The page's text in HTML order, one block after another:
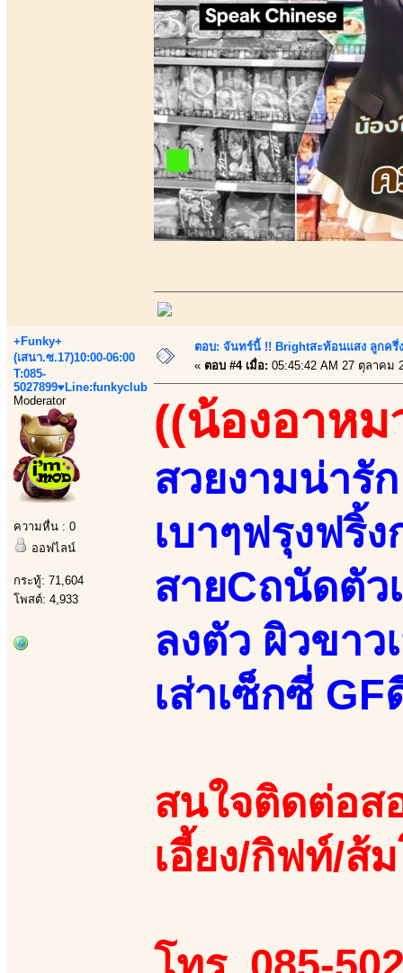
+Funky+
(เสนา.ซ.17)10:00-06:00
T:085-
5027899♥Line:funkyclub
Moderator
ความหื่น : 0
ออฟไลน์
กระทู้: 71,604
โพสต์: 4,933
ตอบ: จันทร์นี้ !! Brightสะท้อนแสง ลูกครึ่
« ตอบ #4 เมื่อ: 05:45:42 AM 27 ตุลาคม
((น้องอาหม
สวยงามน่ารั
เบาๆฟรุงฟริ้ง
สายCถนัดตัว
ลงตัว ผิวขาว
เส่าเซ็กซี่ GF
สนใจติดต่อส
เอี้ยง/กิฟท์/ส้